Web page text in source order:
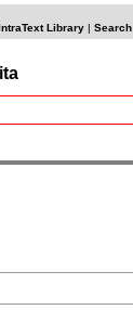
Library| Search